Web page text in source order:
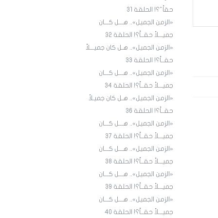
حقاً"؟! الحلقة 31
«الزمن الجميل».. هـــل كـــان
جميـــلاً حقــاً؟! الحلقة ٣٢
«الزمن الجميل».. هـل كان جميـــلاً
حقــاً؟! الحلقة 33
«الزمن الجميل».. هـــل كـــان
جميـــلاً حقــاً؟! الحلقة 34
«الزمن الجميل».. هـل كان جميـلاً
حقــاً؟! الحلقة 36
«الزمن الجميل».. هـــل كـــان
جميـــلاً حقــاً؟! الحلقة 3٧
«الزمن الجميل».. هـــل كـــان
جميـــلاً حقــاً؟! الحلقة 38
«الزمن الجميل».. هـــل كـــان
جميـــلاً حقــاً؟! الحلقة 39
«الزمن الجميل».. هـــل كـــان
جميـــلاً حقــاً؟! الحلقة 40